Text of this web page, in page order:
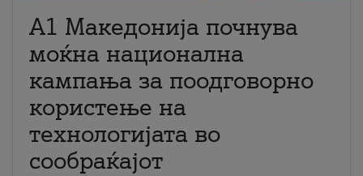
A1 Македонија почнува
моќна национална
кампања за поодговорно
користење на
технологијата во
сообраќајот